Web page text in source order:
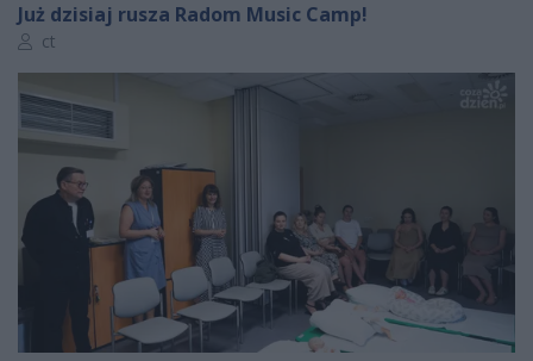
Już dzisiaj rusza Radom Music Camp!
Autor artykułu:
ct